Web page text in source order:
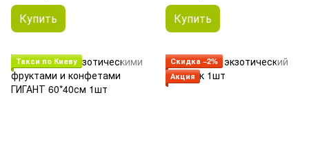
Купить Купить
Такси по Киеву
Скидка −2%
Акция